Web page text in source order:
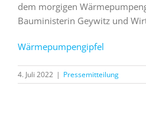
dem morgigen
Bauministerin Geywitz und
Wärmepumpengipfel
4. Juli 2022 | Pressemitteilung